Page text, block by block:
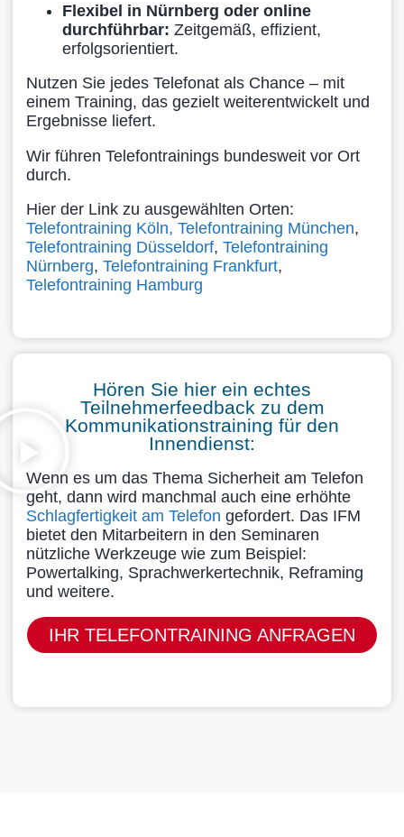
Flexibel in Nürnberg oder online
durchführbar: Zeitgemäß, effizient,
erfolgsorientiert.
Nutzen Sie jedes Telefonat als Chance – mit
einem Training, das gezielt weiterentwickelt und
Ergebnisse liefert.
Wir führen Telefontrainings bundesweit vor Ort
durch.
Hier der Link zu ausgewählten Orten:
Telefontraining Köln, Telefontraining München,
Telefontraining Düsseldorf,Telefontraining
Nürnberg,Telefontraining Frankfurt,
Telefontraining Hamburg
Hören Sie hier ein echtes
Teilnehmerfeedback zu dem
Kommunikationstraining für den
Innendienst:
Wenn es um das Thema Sicherheit am Telefon
geht, dann wird manchmal auch eine erhöhte
Schlagfertigkeit am Telefon gefordert. Das IFM
bietet den Mitarbeitern in den Seminaren
nützliche Werkzeuge wie zum Beispiel:
Powertalking, Sprachwerkertechnik, Reframing
und weitere.
IHR TELEFONTRAINING ANFRAGEN